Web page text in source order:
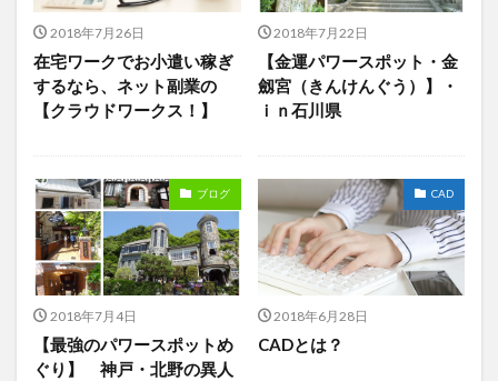
2018年7月26日
在宅ワークでお小遣い稼ぎ
するなら、ネット副業の
【クラウドワークス！】
2018年7月22日
【金運パワースポット・金
劔宮（きんけんぐう）】・
ｉｎ石川県
ブログ
2018年7月4日
【最強のパワースポットめ
ぐり】 神戸・北野の異人
CAD
2018年6月28日
CADとは？